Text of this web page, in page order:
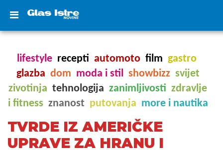
lifestyle recepti automoto film gastro
glazba dom moda i stil showbizz svijet
zivotinja tehnologija zanimljivosti zdravlje
i fitness znanost putovanja more i nautika
TVRDE IZ AMERIČKE
UPRAVE ZA HRANU I